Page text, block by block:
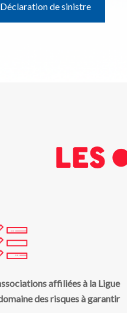
Déclaration de sinistre
Les
affiliées à la Ligue
des risques à garantir